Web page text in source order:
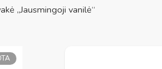
„Jausmingoji vanilė“